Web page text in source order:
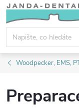
Přejít
obsah
Woodpecker, EMS,